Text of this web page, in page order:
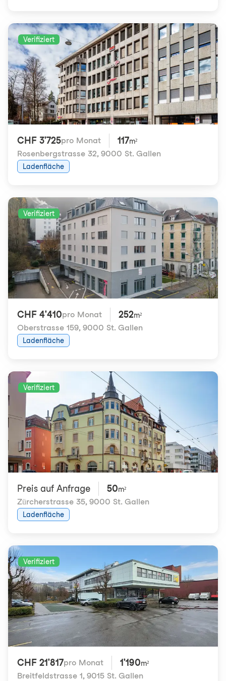
Verifiziert
CHF 3'725pro Monat 117m²
Rosenbergstrasse 32, 9000 St. Gallen
Ladenfläche
Verifiziert
CHF 4'410pro Monat 252m²
Oberstrasse 159, 9000 St. Gallen
Ladenfläche
Verifiziert
Preis auf Anfrage 50m²
Zürcherstrasse 35, 9000 St. Gallen
Ladenfläche
Verifiziert
CHF 21'817pro Monat 1'190m²
Breitfeldstrasse 1, 9015 St. Gallen